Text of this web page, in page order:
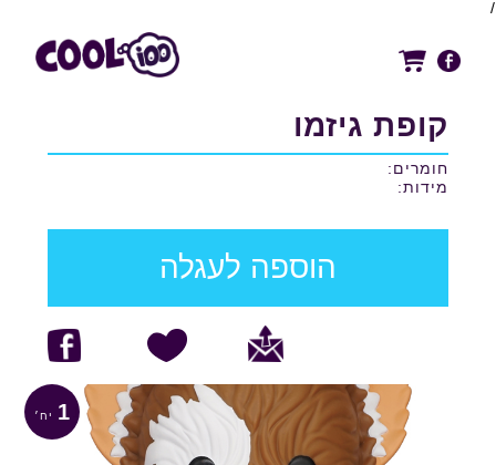
/
קופת גיזמו
חומרים:
מידות:
הוספה לעגלה
1